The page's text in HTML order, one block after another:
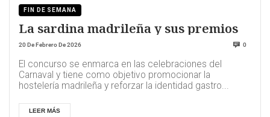
FIN DE SEMANA
La sardina madrileña y sus premios
20 De Febrero De 2026 0
El concurso se enmarca en las celebraciones del
Carnaval y tiene como objetivo promocionar la
hostelería madrileña y reforzar la identidad gastro...
LEER MÁS